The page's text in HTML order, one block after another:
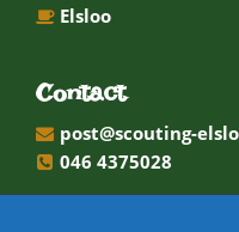
Elsloo
Contact
post@scouting-
046 4375028